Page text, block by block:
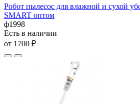
Робот пылесос для влажной и сухой
SMART оптом
ф1998
Есть в наличии
от 1700 ₽